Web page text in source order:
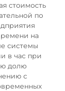
стоимость
по
на
системы
в час при
долю
с